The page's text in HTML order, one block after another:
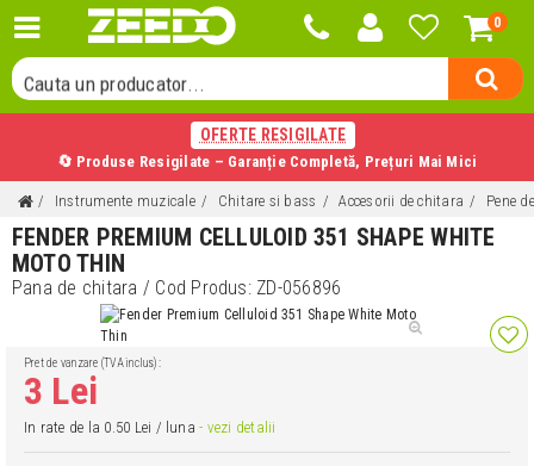
0
Cauta o categorie...
Cauta un producator...
Cauta un produs...
OFERTE RESIGILATE
🔄 Produse Resigilate – Garanție Completă, Prețuri Mai Mici
Instrumente muzicale Chitare si bass Accesorii de chitara Pene
FENDER PREMIUM CELLULOID 351 SHAPE WHITE
MOTO THIN
Pana de chitara / Cod Produs: ZD-056896
Pret de vanzare (TVA inclus):
3 Lei
In rate de la 0.50 Lei / luna- vezi detalii